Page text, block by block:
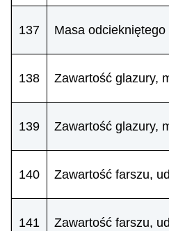
137 Masa
138 Zawartość glazury,
139 Zawartość glazury,
140 Zawartość farszu,
141 Zawartość farszu,